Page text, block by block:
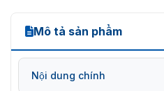
Mô tả sản phẩm
Nội dung chính